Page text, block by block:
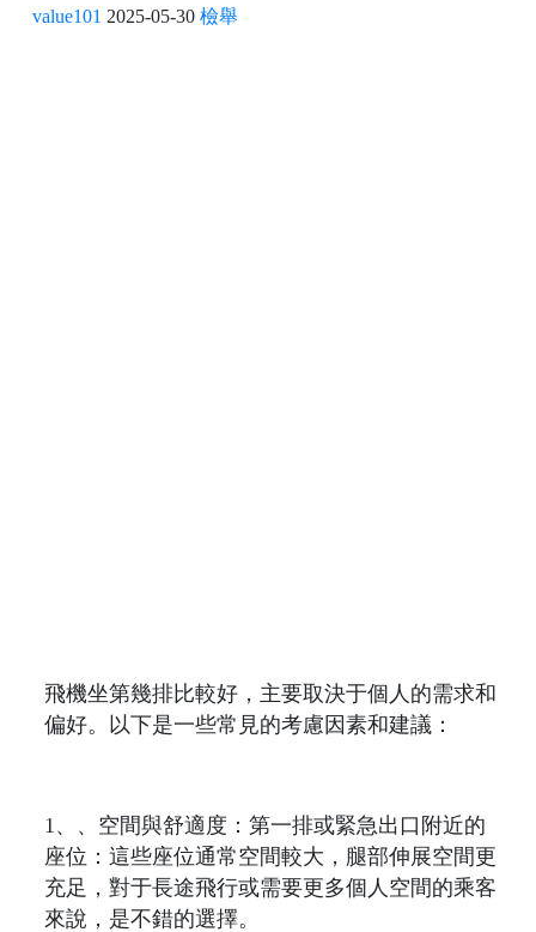
value101 2025-05-30 檢舉
飛機坐第幾排比較好，主要取決于個人的需求和
偏好。以下是一些常見的考慮因素和建議：
1、、空間與舒適度：第一排或緊急出口附近的
座位：這些座位通常空間較大，腿部伸展空間更
充足，對于長途飛行或需要更多個人空間的乘客
來說，是不錯的選擇。